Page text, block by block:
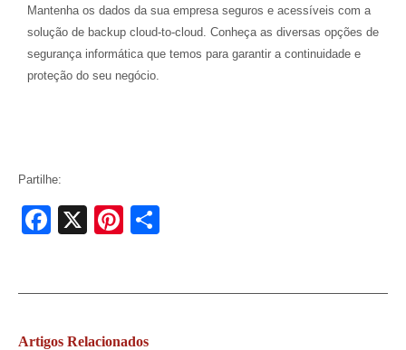
Mantenha os dados da sua empresa seguros e acessíveis com a
solução de backup cloud-to-cloud. Conheça as diversas opções de
segurança informática que temos para garantir a continuidade e
proteção do seu negócio.
Partilhe:
Facebook
X Pinterest
Artigos Relacionados